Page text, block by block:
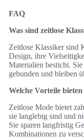
FAQ
Was sind zeitlose
Zeitlose Klassiker sind
Design, ihre
Materialien besticht.
gebunden und bleiben
Welche Vorteile
Zeitlose Mode bietet
sie langlebig sind und
Sie sparen langfristig
Kombinationen zu